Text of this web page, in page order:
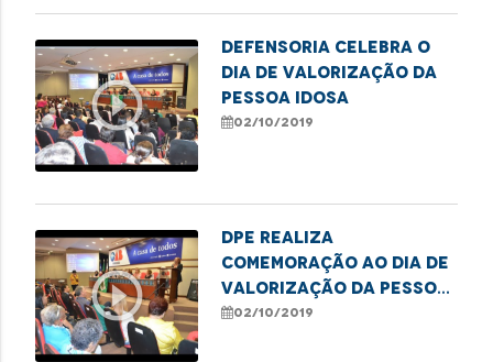
play_circle_outline
Defensoria celebra o
Dia de Valorização da
Pessoa Idosa
02/10/2019
play_circle_outline
DPE realiza
comemoração ao Dia de
Valorização da Pessoa
Idosa
02/10/2019